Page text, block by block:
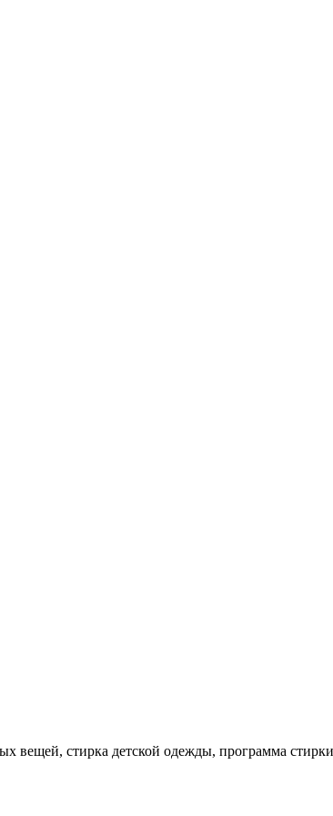
вещей, стирка детской одежды, программа